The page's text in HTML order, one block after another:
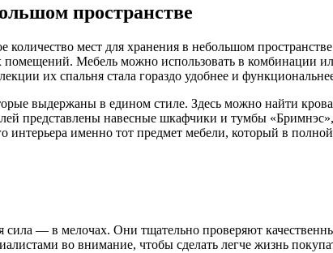
пространстве
количество мест для хранения в небольшом
помещений. Мебель можно использовать в комбинации
их спальня стала гораздо удобнее и
выдержаны в едином стиле. Здесь можно найти
представлены навесные шкафчики и тумбы
интерьера именно тот предмет мебели, который в
— в мелочах. Они тщательно проверяют
во внимание, чтобы сделать легче жизнь